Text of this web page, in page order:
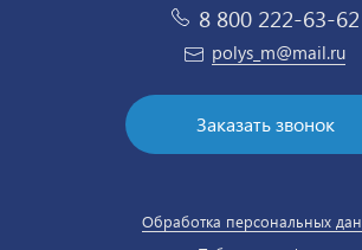
8 800 222-63-62
polys_m@mail.ru
Заказать звонок
Обработка персональных